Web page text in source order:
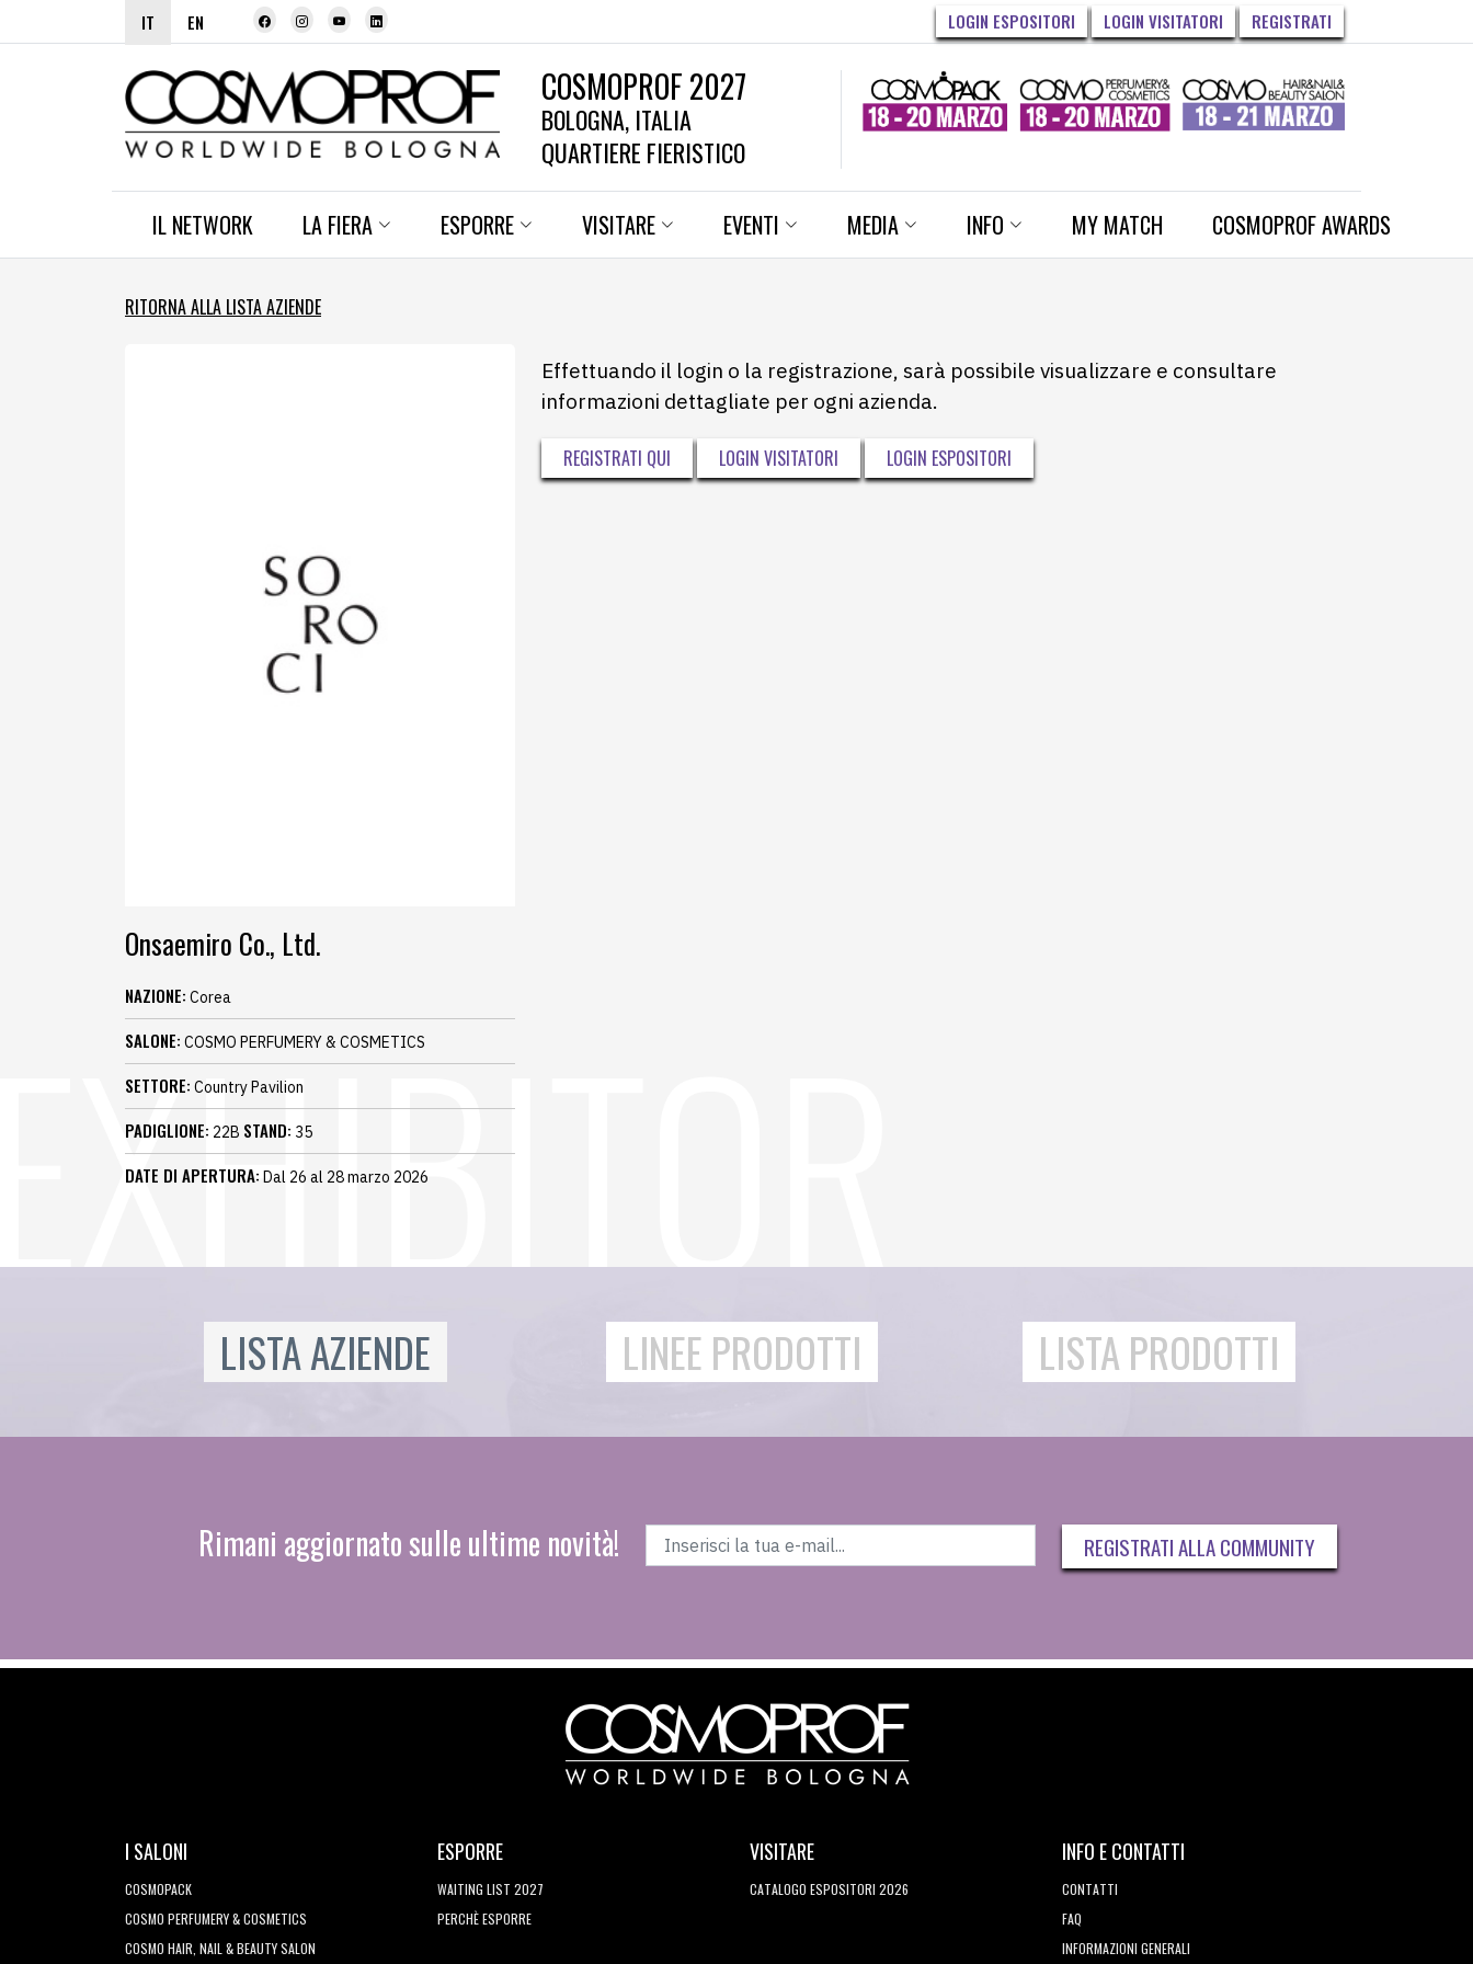
IT EN LOGIN ESPOSITORI LOGIN VISITATORI REGISTRATI
COSMOPROF 2027
BOLOGNA, ITALIA
QUARTIERE FIERISTICO
IL NETWORK LA FIERA ESPORRE VISITARE EVENTI MEDIA INFO MY MATCH COSMOPROF AWARDS
RITORNA ALLA LISTA AZIENDE
Onsaemiro Co., Ltd.
NAZIONE: Corea
SALONE: COSMO PERFUMERY & COSMETICS
SETTORE: Country Pavilion
PADIGLIONE: 22B STAND: 35
DATE DI APERTURA: Dal 26 al 28 marzo 2026
Effettuando il login o la registrazione, sarà possibile visualizzare e consultare
informazioni dettagliate per ogni azienda.
REGISTRATI QUI LOGIN VISITATORI LOGIN ESPOSITORI
LISTA AZIENDE LINEE PRODOTTI LISTA PRODOTTI
Rimani aggiornato sulle ultime novità! REGISTRATI ALLA COMMUNITY
I SALONI
COSMOPACK
COSMO PERFUMERY & COSMETICS
COSMO HAIR, NAIL & BEAUTY SALON
ESPORRE
WAITING LIST 2027
PERCHÈ ESPORRE
VISITARE
CATALOGO ESPOSITORI 2026
INFO E CONTATTI
CONTATTI
FAQ
INFORMAZIONI GENERALI